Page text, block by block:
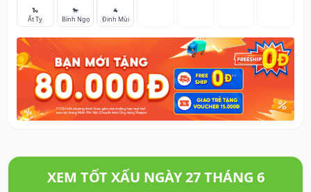
🐍
Ất Tỵ
🐎
Bính Ngọ
🐐
Đinh Mùi
XEM TỐT XẤU NGÀY 27 THÁNG 6